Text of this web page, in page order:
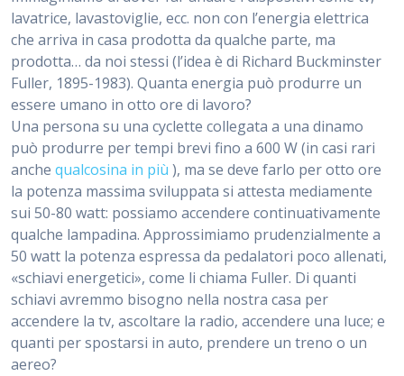
lavatrice, lavastoviglie, ecc. non con l’energia elettrica
che arriva in casa prodotta da qualche parte, ma
prodotta… da noi stessi (l’idea è di Richard Buckminster
Fuller, 1895-1983). Quanta energia può produrre un
essere umano in otto ore di lavoro?
Una persona su una cyclette collegata a una dinamo
può produrre per tempi brevi fino a 600 W (in casi rari
anche qualcosina in più ), ma se deve farlo per otto ore
la potenza massima sviluppata si attesta mediamente
sui 50-80 watt: possiamo accendere continuativamente
qualche lampadina. Approssimiamo prudenzialmente a
50 watt la potenza espressa da pedalatori poco allenati,
«schiavi energetici», come li chiama Fuller. Di quanti
schiavi avremmo bisogno nella nostra casa per
accendere la tv, ascoltare la radio, accendere una luce; e
quanti per spostarsi in auto, prendere un treno o un
aereo?